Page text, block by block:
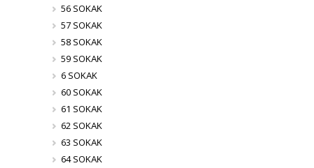
56 SOKAK
57 SOKAK
58 SOKAK
59 SOKAK
6 SOKAK
60 SOKAK
61 SOKAK
62 SOKAK
63 SOKAK
64 SOKAK